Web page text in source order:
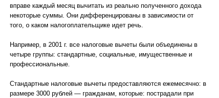
вправе каждый месяц вычитать из реально полученного дохода
некоторые суммы. Они дифференцированы в зависимости от
того, о каком налогоплательщике идет речь.
Например, в 2001 г. все налоговые вычеты были объединены в
четыре группы: стандартные, социальные, имущественные и
профессиональные.
Стандартные налоговые вычеты предоставляются ежемесячно: в
размере 3000 рублей — гражданам, которые: пострадали при